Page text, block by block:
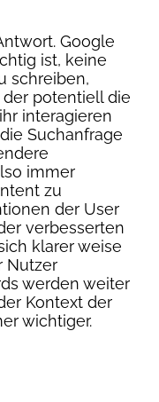
Google
ist, keine
schreiben,
potentiell die
interagieren
Suchanfrage
immer
zu
der User
verbesserten
klarer weise
Nutzer
werden weiter
Kontext der
wichtiger.